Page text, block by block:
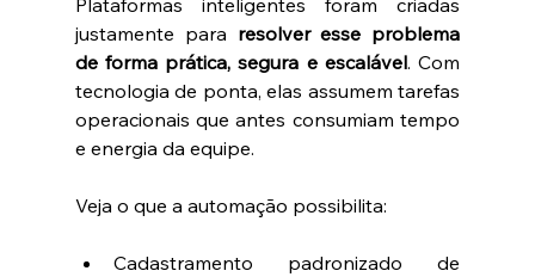
Plataformas inteligentes foram criadas
justamente para resolver esse problema
de forma prática, segura e escalável. Com
tecnologia de ponta, elas assumem tarefas
operacionais que antes consumiam tempo
e energia da equipe.
Veja o que a automação possibilita:
Cadastramento padronizado de